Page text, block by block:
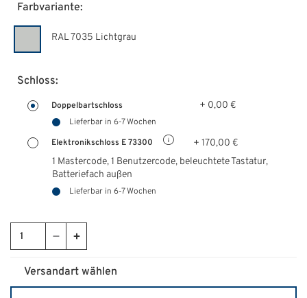
Farbvariante:
RAL 7035 Lichtgrau
Schloss:
Doppelbartschloss + 0,00 €
Lieferbar in 6-7 Wochen
Elektronikschloss E 73300
+ 170,00 €
1 Mastercode, 1 Benutzercode, beleuchtete Tastatur,
Batteriefach außen
Lieferbar in 6-7 Wochen
Versandart wählen